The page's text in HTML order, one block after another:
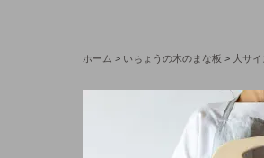
ホーム > いちょうの木のまな板 > 大サイ